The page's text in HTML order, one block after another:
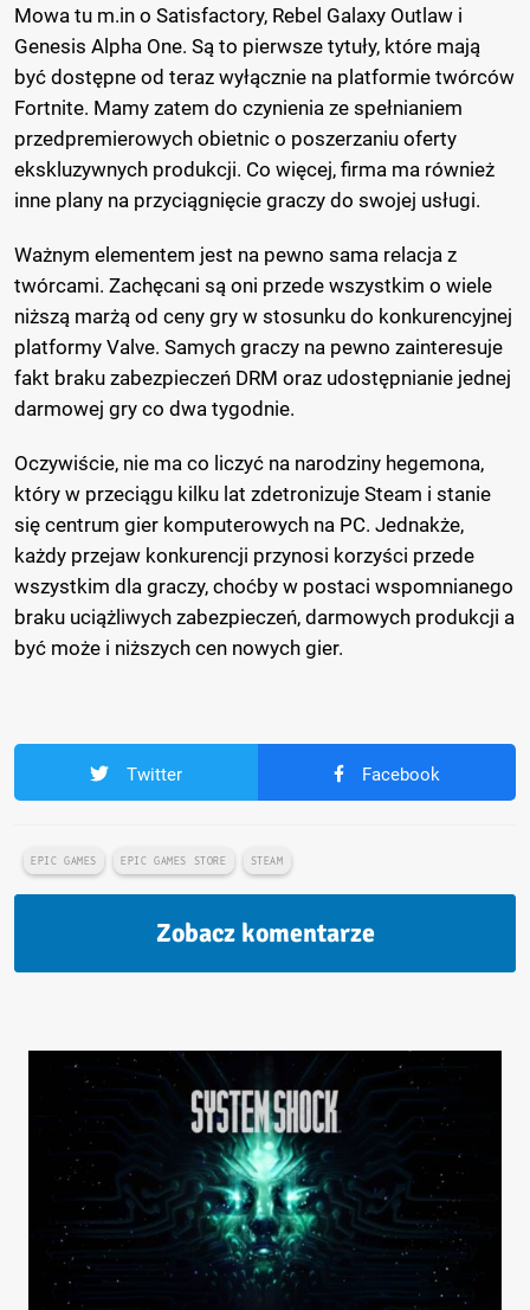
Mowa tu m.in o Satisfactory, Rebel Galaxy Outlaw i
Genesis Alpha One. Są to pierwsze tytuły, które mają
być dostępne od teraz wyłącznie na platformie twórców
Fortnite. Mamy zatem do czynienia ze spełnianiem
przedpremierowych obietnic o poszerzaniu oferty
ekskluzywnych produkcji. Co więcej, firma ma również
inne plany na przyciągnięcie graczy do swojej usługi.
Ważnym elementem jest na pewno sama relacja z
twórcami. Zachęcani są oni przede wszystkim o wiele
niższą marżą od ceny gry w stosunku do konkurencyjnej
platformy Valve. Samych graczy na pewno zainteresuje
fakt braku zabezpieczeń DRM oraz udostępnianie jednej
darmowej gry co dwa tygodnie.
Oczywiście, nie ma co liczyć na narodziny hegemona,
który w przeciągu kilku lat zdetronizuje Steam i stanie
się centrum gier komputerowych na PC. Jednakże,
każdy przejaw konkurencji przynosi korzyści przede
wszystkim dla graczy, choćby w postaci wspomnianego
braku uciążliwych zabezpieczeń, darmowych produkcji a
być może i niższych cen nowych gier.
Twitter Facebook
EPIC GAMES EPIC GAMES STORE STEAM
Zobacz komentarze